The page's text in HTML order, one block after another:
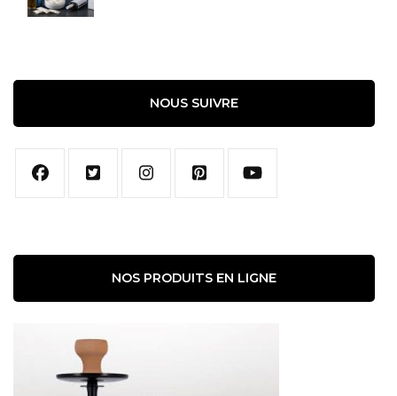
NOUS SUIVRE
NOS PRODUITS EN LIGNE